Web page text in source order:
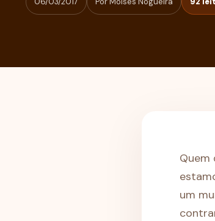
Quem
um